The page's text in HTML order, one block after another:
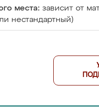
места: зависит от
нестандартный)